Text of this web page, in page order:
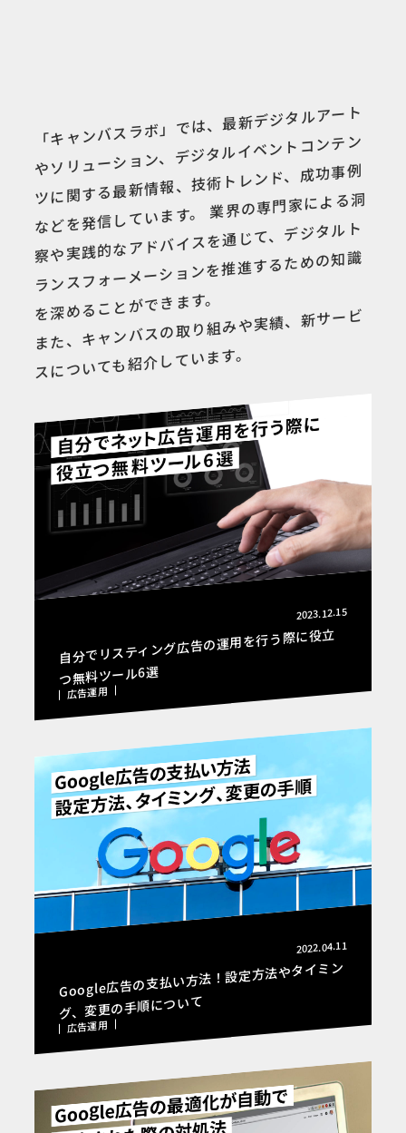
「キャンバスラボ」では、最新デジタルアート
やソリューション、デジタルイベントコンテン
ツに関する最新情報、技術トレンド、成功事例
などを発信しています。 業界の専門家による洞
察や実践的なアドバイスを通じて、デジタルト
ランスフォーメーションを推進するための知識
を深めることができます。
また、キャンバスの取り組みや実績、新サービ
スについても紹介しています。
2023.12.15
自分でリスティング広告の運用を行う際に役立
つ無料ツール6選
広告運用
2022.04.11
Google広告の支払い方法！設定方法やタイミン
グ、変更の手順について
広告運用